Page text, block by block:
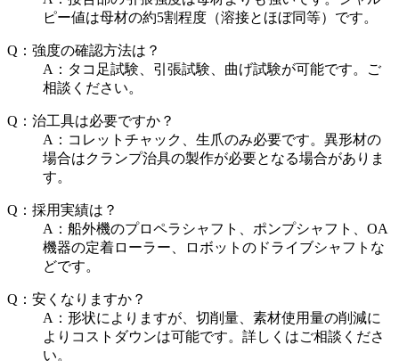
ピー値は母材の約5割程度（溶接とほぼ同等）です。
Q：強度の確認方法は？
A：タコ足試験、引張試験、曲げ試験が可能です。ご
相談ください。
Q：治工具は必要ですか？
A：コレットチャック、生爪のみ必要です。異形材の
場合はクランプ治具の製作が必要となる場合がありま
す。
Q：採用実績は？
A：船外機のプロペラシャフト、ポンプシャフト、OA
機器の定着ローラー、ロボットのドライブシャフトな
どです。
Q：安くなりますか？
A：形状によりますが、切削量、素材使用量の削減に
よりコストダウンは可能です。詳しくはご相談くださ
い。